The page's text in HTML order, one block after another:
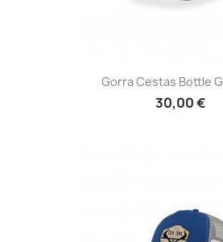
Gorra Cestas Bottle
30,00 €